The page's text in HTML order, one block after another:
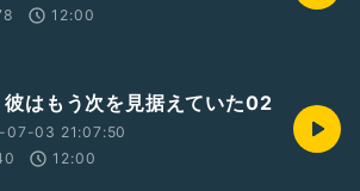
12:00
はもう次を見据えていた02
07-03 21:07:50
12:00